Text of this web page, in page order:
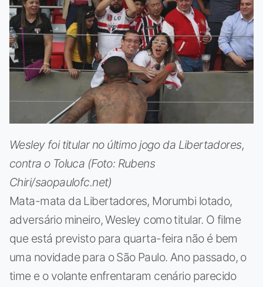
Wesley foi titular no último jogo da Libertadores,
contra o Toluca (Foto: Rubens
Chiri/saopaulofc.net)
Mata-mata da Libertadores, Morumbi lotado,
adversário mineiro, Wesley como titular. O filme
que está previsto para quarta-feira não é bem
uma novidade para o São Paulo. Ano passado, o
time e o volante enfrentaram cenário parecido